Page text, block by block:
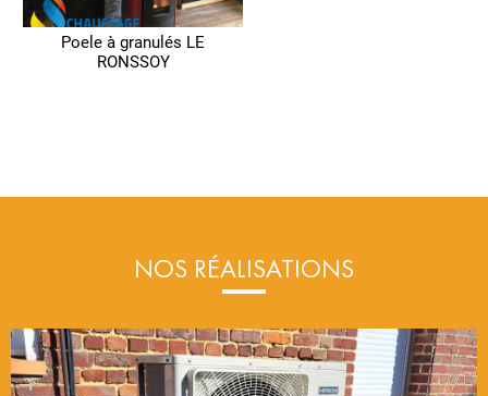
Poele à granulés LE
RONSSOY
NOS RÉALISATIONS